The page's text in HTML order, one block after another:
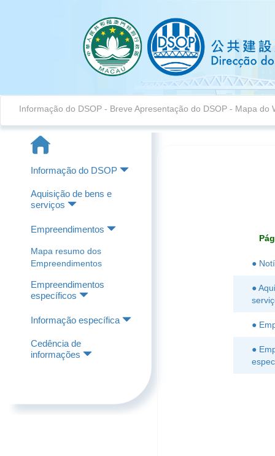
Informação do DSOP - Breve Apresentação do DSOP - Mapa do
Informação do DSOP
Aquisição de bens e
serviços
Empreendimentos
Mapa resumo dos
Empreendimentos
Empreendimentos
específicos
Informação específica
Cedência de
informações
●
●
●
●